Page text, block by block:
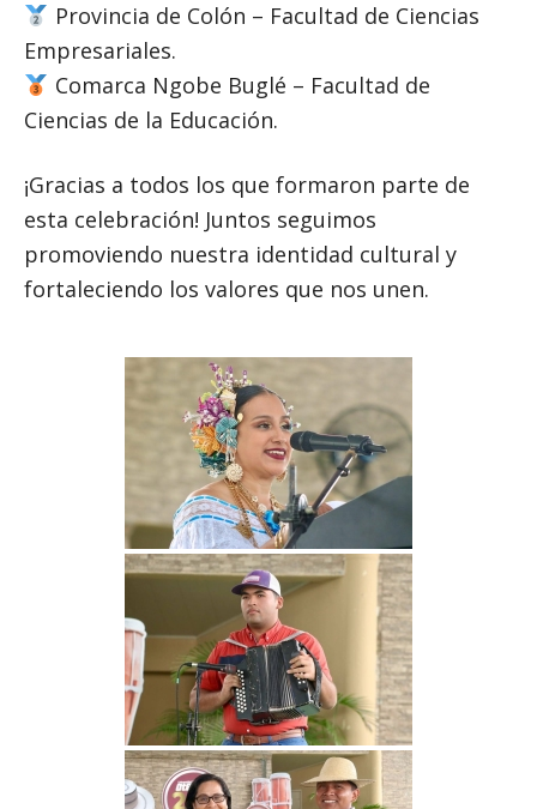
Provincia de Colón – Facultad de Ciencias
Empresariales.
Comarca Ngobe Buglé – Facultad de
Ciencias de la Educación.
¡Gracias a todos los que formaron parte de
esta celebración! Juntos seguimos
promoviendo nuestra identidad cultural y
fortaleciendo los valores que nos unen.